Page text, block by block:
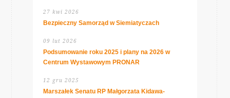
27 kwi 2026
Bezpieczny Samorząd w Siemiatyczach
09 lut 2026
Podsumowanie roku 2025 i plany na 2026 w
Centrum Wystawowym PRONAR
12 gru 2025
Marszałek Senatu RP Małgorzata Kidawa-